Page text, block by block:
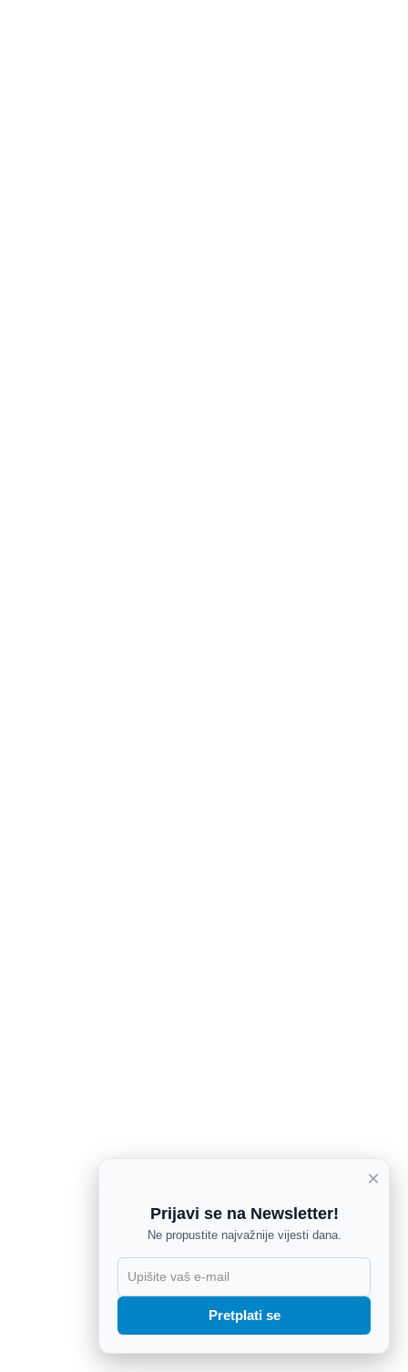
×
Prijavi se na Newsletter!
Ne propustite najvažnije vijesti dana.
Pretplati se